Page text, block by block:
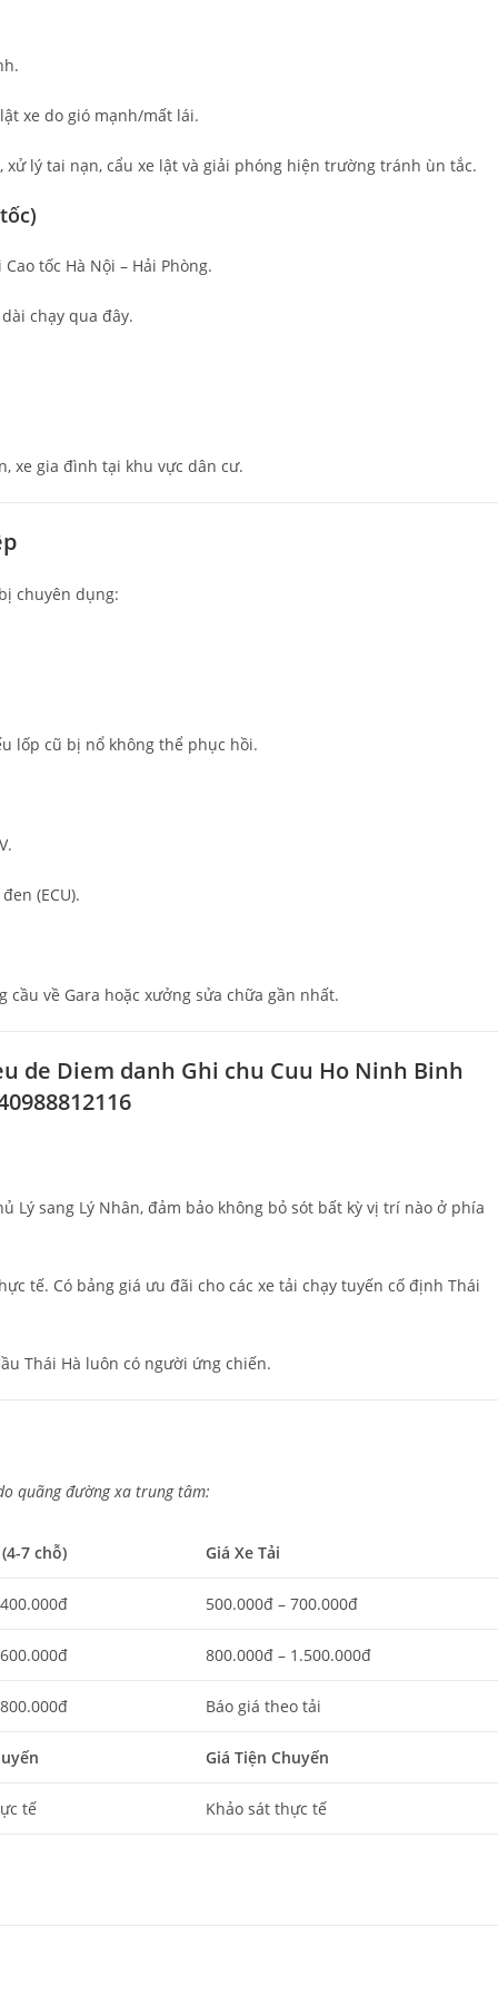
xe do gió mạnh/mất lái.
lý tai nạn, cẩu xe lật và giải phóng hiện trường tránh ùn tắc.
tốc Hà Nội – Hải Phòng.
chạy qua đây.
xe gia đình tại khu vực dân cư.
chuyên dụng:
lốp cũ bị nổ không thể phục hồi.
(ECU).
cầu về Gara hoặc xưởng sửa chữa gần nhất.
Lý sang Lý Nhân, đảm bảo không bỏ sót bất kỳ vị trí nào ở phía
tế. Có bảng giá ưu đãi cho các xe tải chạy tuyến cố định Thái
Thái Hà luôn có người ứng chiến.
quãng đường xa trung tâm:
7 chỗ) Giá Xe Tải
500.000đ – 700.000đ
800.000đ – 1.500.000đ
Báo giá theo tải
Giá Tiện Chuyến
tế Khảo sát thực tế